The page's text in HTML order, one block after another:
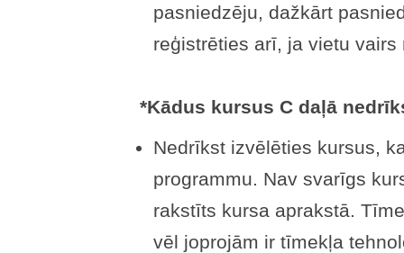
pasniedzēju, dažkārt
reģistrēties arī, ja vietu vairs
*Kādus kursus C daļā
Nedrīkst izvēlēties kursus,
programmu. Nav svarīgs
rakstīts kursa aprakstā.
vēl joprojām ir tīmekļa